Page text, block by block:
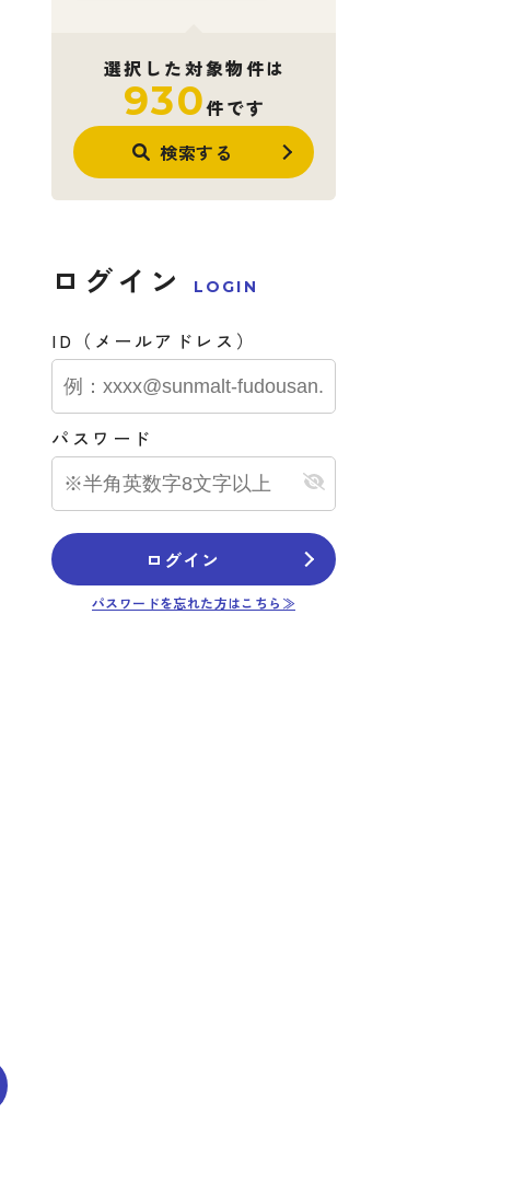
選択した対象物件は
930件です
検索する
ログイン LOGIN
ID（メールアドレス）
パスワード
ログイン
パスワードを忘れた方はこちら≫